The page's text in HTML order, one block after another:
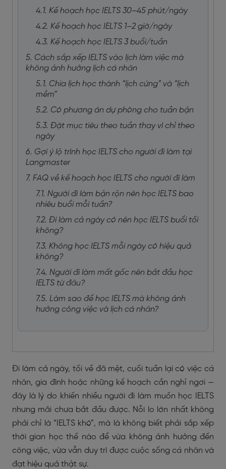
4.1. Kế hoạch học IELTS 30–45 phút/ngày
4.2. Kế hoạch học IELTS 1–2 giờ/ngày
4.3. Kế hoạch học IELTS 3 buổi/tuần
5. Cách sắp xếp IELTS vào lịch làm việc mà
không ảnh hưởng lịch cá nhân
5.1. Chia lịch học thành “lịch cứng” và “lịch
mềm”
5.2. Có phương án dự phòng cho tuần bận
5.3. Đặt mục tiêu theo tuần thay vì chỉ theo
ngày
6. Gợi ý lộ trình học IELTS cho người đi làm tại
Langmaster
7. FAQ về kế hoạch học IELTS cho người đi làm
7.1. Người đi làm bận rộn nên học IELTS bao
nhiêu buổi mỗi tuần?
7.2. Đi làm cả ngày có nên học IELTS buổi tối
không?
7.3. Không học IELTS mỗi ngày có hiệu quả
không?
7.4. Người đi làm mất gốc nên bắt đầu học
IELTS từ đâu?
7.5. Làm sao để học IELTS mà không ảnh
hưởng công việc và lịch cá nhân?
Đi làm cả ngày, tối về đã mệt, cuối tuần lại có việc cá
nhân, gia đình hoặc những kế hoạch cần nghỉ ngơi —
đây là lý do khiến nhiều người đi làm muốn học IELTS
nhưng mãi chưa bắt đầu được. Nỗi lo lớn nhất không
phải chỉ là “IELTS khó”, mà là không biết phải sắp xếp
thời gian học thế nào để vừa không ảnh hưởng đến
công việc, vừa vẫn duy trì được cuộc sống cá nhân và
đạt hiệu quả thật sự.